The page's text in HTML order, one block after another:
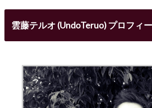
雲藤テルオ (UndoTeruo) プロフィ